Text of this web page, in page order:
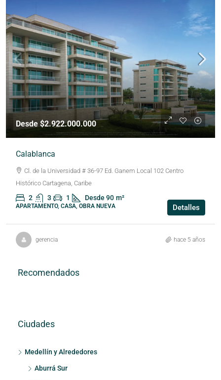
Desde $2.922.000.000
Calablanca
Cl. de la Universidad # 36-97 Ed. Ganem Local 102 Centro
Histórico Cartagena, Caribe
2 3 1 Desde 90 m²
APARTAMENTO, CASA, OBRA NUEVA Detalles
gerencia hace 5 años
Recomendados
Ciudades
Medellín y Alrededores
Aburrá Sur